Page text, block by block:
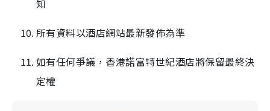
知
所有資料以酒店網站最新發佈為準
如有任何爭議，香港諾富特世紀酒店將保留最終決
定權